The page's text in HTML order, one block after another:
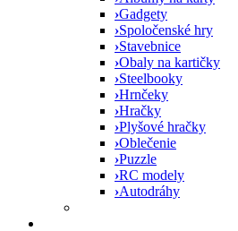
›Gadgety
›Spoločenské hry
›Stavebnice
›Obaly na kartičky
›Steelbooky
›Hrnčeky
›Hračky
›Plyšové hračky
›Oblečenie
›Puzzle
›RC modely
›Autodráhy